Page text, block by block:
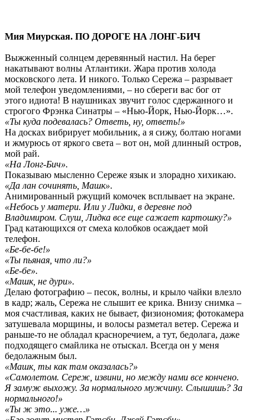
Мия Миурская. ПО ДОРОГЕ НА ЛОНГ-БИЧ
Выжженный солнцем деревянный настил. На берег
накатывают волны Атлантики. Жара против холода
московского лета. И никого. Только Сережа – разрывает
мой телефон уведомлениями, – но сбереги вас бог от
этого идиота! В наушниках звучит голос сдержанного и
строгого Фрэнка Синатры – «Нью-Йорк, Нью-Йорк…».
«Ты куда подевалась? Ответь, ну, ответь!»
На досках вибрирует мобильник, а я сижу, болтаю ногами
и жмурюсь от яркого света – вот он, мой длинный остров,
мой рай.
«На Лонг-Бич».
Показываю мысленно Сереже язык и злорадно хихикаю.
«Да лан сочинять, Машк».
Анимированный ржущий комочек всплывает на экране.
«Небось у матери. Или у Лидки, в деревне под
Владимиром. Слуш, Лидка все еще сажает картошку?»
Град катающихся от смеха колобков осаждает мой
телефон.
«Бе-бе-бе!»
«Ты пьяная, что ли?»
«Бе-бе».
«Машк, не дури».
Делаю фотографию – песок, волны, и крыло чайки влезло
в кадр; жаль, Сережа не слышит ее крика. Внизу снимка –
моя счастливая, каких не бывает, физиономия; фотокамера
затушевала морщины, и волосы разметал ветер. Сережа и
раньше-то не обладал красноречием, а тут, бедолага, даже
подходящего смайлика не отыскал. Всегда он у меня
бедолажным был.
«Машк, ты как там оказалась?»
«Самолетом. Сереж, извини, но между нами все кончено.
Я замуж выхожу. За нормального мужчину. Слышишь? За
нормального!»
«Ты ж это... уже…»